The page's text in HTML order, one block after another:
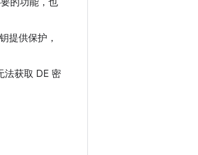
的功能，也
提供保护，
法获取 DE 密